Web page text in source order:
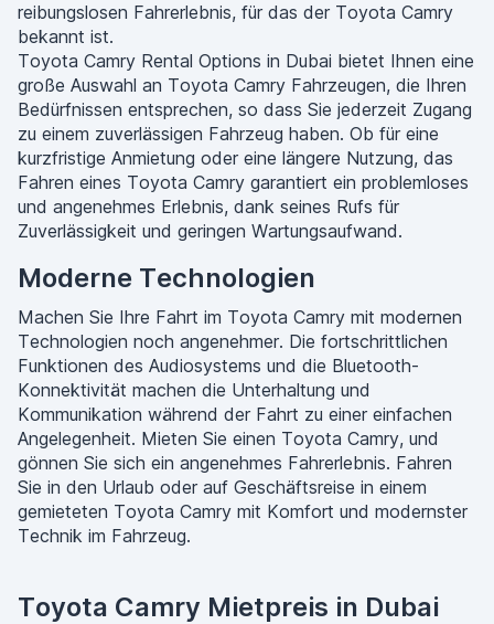
reibungslosen Fahrerlebnis, für das der Toyota Camry
bekannt ist.
Toyota Camry Rental Options in Dubai bietet Ihnen eine
große Auswahl an Toyota Camry Fahrzeugen, die Ihren
Bedürfnissen entsprechen, so dass Sie jederzeit Zugang
zu einem zuverlässigen Fahrzeug haben. Ob für eine
kurzfristige Anmietung oder eine längere Nutzung, das
Fahren eines Toyota Camry garantiert ein problemloses
und angenehmes Erlebnis, dank seines Rufs für
Zuverlässigkeit und geringen Wartungsaufwand.
Moderne Technologien
Machen Sie Ihre Fahrt im Toyota Camry mit modernen
Technologien noch angenehmer. Die fortschrittlichen
Funktionen des Audiosystems und die Bluetooth-
Konnektivität machen die Unterhaltung und
Kommunikation während der Fahrt zu einer einfachen
Angelegenheit. Mieten Sie einen Toyota Camry, und
gönnen Sie sich ein angenehmes Fahrerlebnis. Fahren
Sie in den Urlaub oder auf Geschäftsreise in einem
gemieteten Toyota Camry mit Komfort und modernster
Technik im Fahrzeug.
Toyota Camry Mietpreis in Dubai